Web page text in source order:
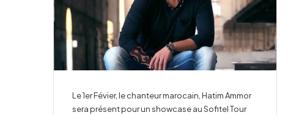
Le 1er Févier, le chanteur marocain, Hatim Ammor
sera présent pour un showcase au Sofitel Tour